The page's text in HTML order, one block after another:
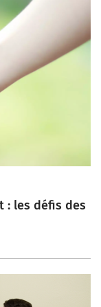
: les défis des